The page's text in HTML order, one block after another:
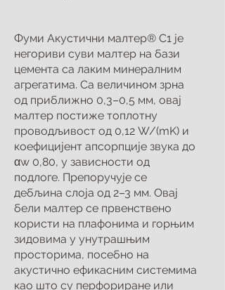
Фуми Акустични малтер® С1 је
негориви суви малтер на бази
цемента са лаким минералним
агрегатима. Са величином зрна
од приближно 0,3–0,5 мм, овај
малтер постиже топлотну
проводљивост од 0,12 W/(mK) и
коефицијент апсорпције звука до
αw 0,80, у зависности од
подлоге. Препоручује се
дебљина слоја од 2–3 мм. Овај
бели малтер се првенствено
користи на плафонима и горњим
зидовима у унутрашњим
просторима, посебно на
акустично ефикасним системима
као што су перфориране или